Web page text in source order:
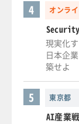
オンラ
4
現実化
日本企
築せよ
東京都
5
AI産業